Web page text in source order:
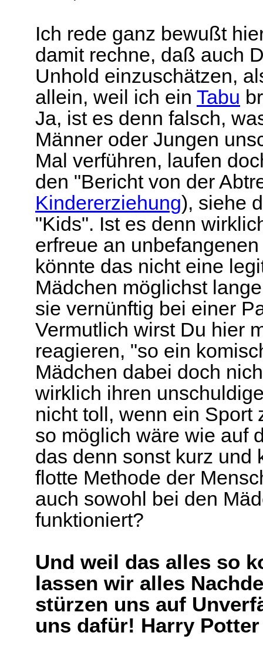
Ich rede ganz bewußt
damit rechne, daß auch
Unhold einzuschätzen,
allein, weil ich ein Tabu
Ja, ist es denn falsch,
Männer oder Jungen
Mal verführen, laufen
den "Bericht von der
Kindererziehung), siehe
"Kids". Ist es denn
erfreue an
könnte das nicht eine
Mädchen möglichst
sie vernünftig bei einer
Vermutlich wirst Du hier
reagieren, "so ein
Mädchen dabei doch
wirklich ihren
nicht toll, wenn ein Sport
so möglich wäre wie auf
das denn sonst kurz und
flotte Methode der
auch sowohl bei den
funktioniert?
Und weil das alles so
lassen wir alles
stürzen uns auf
uns dafür! Harry